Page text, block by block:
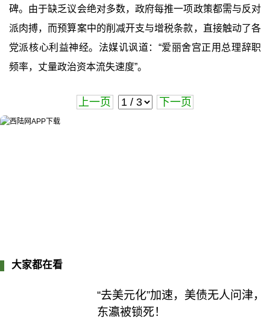
碑。由于缺乏议会绝对多数，政府每推一项政策都需与反对
派肉搏，而预算案中的削减开支与增税条款，直接触动了各
党派核心利益神经。法媒讥讽道：“爱丽舍宫正用总理辞职
频率，丈量政治资本流失速度”。
上一页 下一页
大家都在看
“去美元化”加速，美债无人问津，
东瀛被锁死！